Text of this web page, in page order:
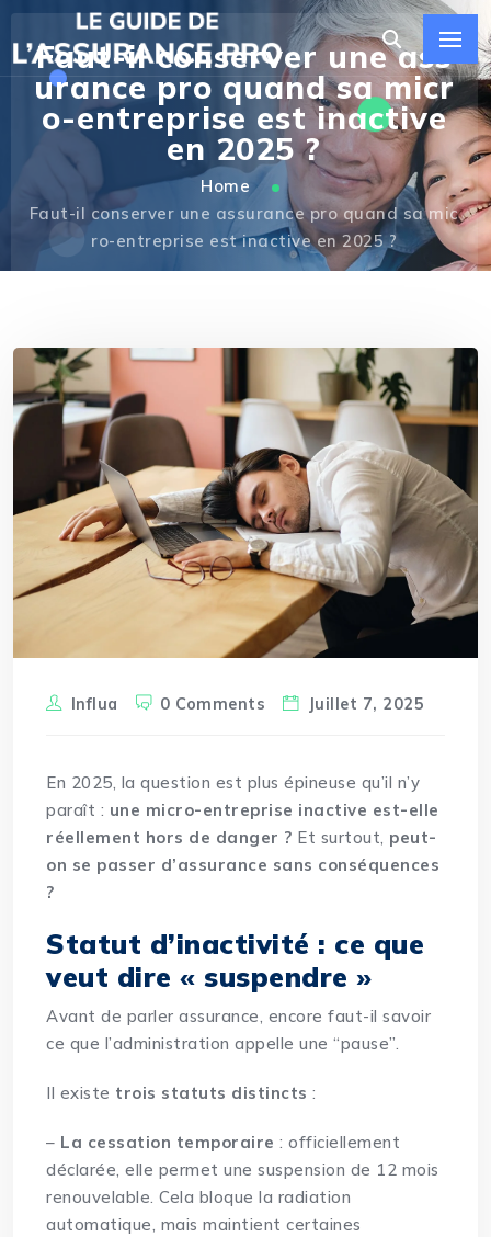
Faut-il conserver une ass
urance pro quand sa micr
o-entreprise est inactive
en 2025 ?
Home
Faut-il conserver une assurance pro quand sa mic
ro-entreprise est inactive en 2025 ?
Influa 0 Comments Juillet 7, 2025
En 2025, la question est plus épineuse qu’il n’y
paraît : une micro-entreprise inactive est-elle
réellement hors de danger ? Et surtout, peut-
on se passer d’assurance sans conséquences
?
Statut d’inactivité : ce que
veut dire « suspendre »
Avant de parler assurance, encore faut-il savoir
ce que l’administration appelle une “pause”.
Il existe trois statuts distincts :
– La cessation temporaire : officiellement
déclarée, elle permet une suspension de 12 mois
renouvelable. Cela bloque la radiation
automatique, mais maintient certaines